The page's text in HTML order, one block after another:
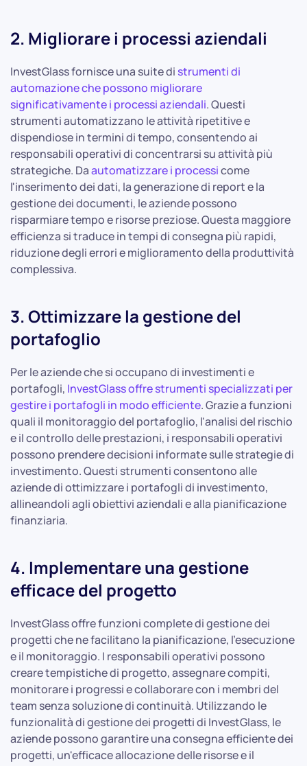
2. Migliorare i processi aziendali
InvestGlass fornisce una suite di strumenti di
automazione che possono migliorare
significativamente i processi aziendali. Questi
strumenti automatizzano le attività ripetitive e
dispendiose in termini di tempo, consentendo ai
responsabili operativi di concentrarsi su attività più
strategiche. Daautomatizzare i processicome
l'inserimento dei dati, la generazione di report e la
gestione dei documenti, le aziende possono
risparmiare tempo e risorse preziose. Questa maggiore
efficienza si traduce in tempi di consegna più rapidi,
riduzione degli errori e miglioramento della produttività
complessiva.
3. Ottimizzare la gestione del
portafoglio
Per le aziende che si occupano di investimenti e
portafogli, InvestGlass offre strumenti specializzati per
gestire i portafogli in modo efficiente. Grazie a funzioni
quali il monitoraggio del portafoglio, l'analisi del rischio
e il controllo delle prestazioni, i responsabili operativi
possono prendere decisioni informate sulle strategie di
investimento. Questi strumenti consentono alle
aziende di ottimizzare i portafogli di investimento,
allineandoli agli obiettivi aziendali e alla pianificazione
finanziaria.
4. Implementare una gestione
efficace del progetto
InvestGlass offre funzioni complete di gestione dei
progetti che ne facilitano la pianificazione, l'esecuzione
e il monitoraggio. I responsabili operativi possono
creare tempistiche di progetto, assegnare compiti,
monitorare i progressi e collaborare con i membri del
team senza soluzione di continuità. Utilizzando le
funzionalità di gestione dei progetti di InvestGlass, le
aziende possono garantire una consegna efficiente dei
progetti, un'efficace allocazione delle risorse e il